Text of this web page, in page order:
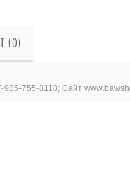
985-755-8118; Сайт